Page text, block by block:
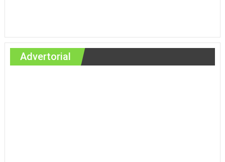
Advertorial